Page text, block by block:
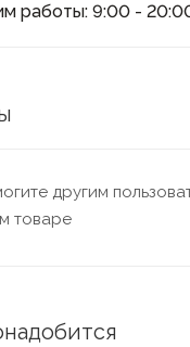
работы: 9:00 -
другим
товаре